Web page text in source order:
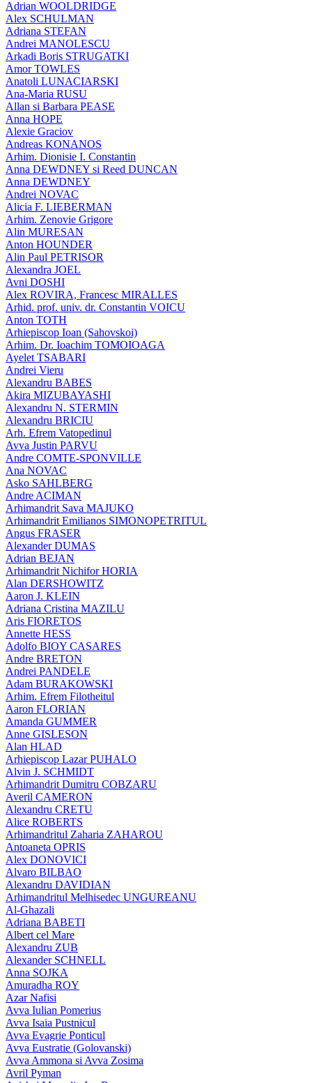
Adrian WOOLDRIDGE
Alex SCHULMAN
Adriana STEFAN
Andrei MANOLESCU
Arkadi Boris STRUGATKI
Amor TOWLES
Anatoli LUNACIARSKI
Ana-Maria RUSU
Allan si Barbara PEASE
Anna HOPE
Alexie Graciov
Andreas KONANOS
Arhim. Dionisie I. Constantin
Anna DEWDNEY si Reed DUNCAN
Anna DEWDNEY
Andrei NOVAC
Alicia F. LIEBERMAN
Arhim. Zenovie Grigore
Alin MURESAN
Anton HOUNDER
Alin Paul PETRISOR
Alexandra JOEL
Avni DOSHI
Alex ROVIRA, Francesc MIRALLES
Arhid. prof. univ. dr. Constantin VOICU
Anton TOTH
Arhiepiscop Ioan (Sahovskoi)
Arhim. Dr. Ioachim TOMOIOAGA
Ayelet TSABARI
Andrei Vieru
Alexandru BABES
Akira MIZUBAYASHI
Alexandru N. STERMIN
Alexandru BRICIU
Arh. Efrem Vatopedinul
Avva Justin PARVU
Andre COMTE-SPONVILLE
Ana NOVAC
Asko SAHLBERG
Andre ACIMAN
Arhimandrit Sava MAJUKO
Arhimandrit Emilianos SIMONOPETRITUL
Angus FRASER
Alexander DUMAS
Adrian BEJAN
Arhimandrit Nichifor HORIA
Alan DERSHOWITZ
Aaron J. KLEIN
Adriana Cristina MAZILU
Aris FIORETOS
Annette HESS
Adolfo BIOY CASARES
Andre BRETON
Andrei PANDELE
Adam BURAKOWSKI
Arhim. Efrem Filotheitul
Aaron FLORIAN
Amanda GUMMER
Anne GISLESON
Alan HLAD
Arhiepiscop Lazar PUHALO
Alvin J. SCHMIDT
Arhimandrit Dumitru COBZARU
Averil CAMERON
Alexandru CRETU
Alice ROBERTS
Arhimandritul Zaharia ZAHAROU
Antoaneta OPRIS
Alex DONOVICI
Alvaro BILBAO
Alexandru DAVIDIAN
Arhimandritul Melhisedec UNGUREANU
Al-Ghazali
Adriana BABETI
Albert cel Mare
Alexandru ZUB
Alexander SCHNELL
Anna SOJKA
Amuradha ROY
Azar Nafisi
Avva Iulian Pomerius
Avva Isaia Pustnicul
Avva Evagrie Ponticul
Avva Eustratie (Golovanski)
Avva Ammona si Avva Zosima
Avril Pyman